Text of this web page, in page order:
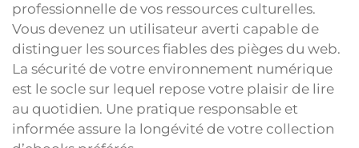
professionnelle de vos ressources culturelles.
Vous devenez un utilisateur averti capable de
distinguer les sources fiables des pièges du web.
La sécurité de votre environnement numérique
est le socle sur lequel repose votre plaisir de lire
au quotidien. Une pratique responsable et
informée assure la longévité de votre collection